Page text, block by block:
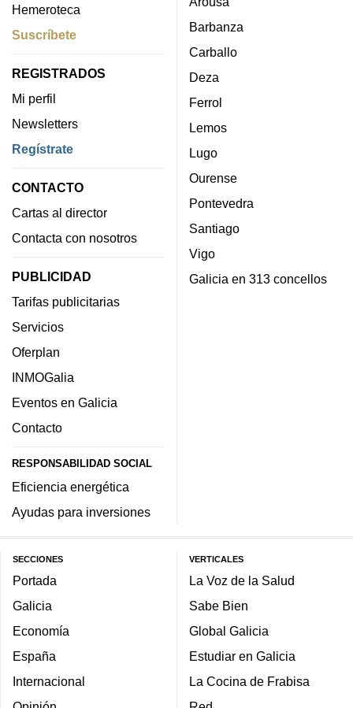
Hemeroteca
Suscríbete
REGISTRADOS
Mi perfil
Newsletters
Regístrate
CONTACTO
Cartas al director
Contacta con nosotros
PUBLICIDAD
Tarifas publicitarias
Servicios
Oferplan
INMOGalia
Eventos en Galicia
Contacto
RESPONSABILIDAD SOCIAL
Eficiencia energética
Ayudas para inversiones
Barbanza
Carballo
Deza
Ferrol
Lemos
Lugo
Ourense
Pontevedra
Santiago
Vigo
Galicia en 313 concellos
SECCIONES
Portada
Galicia
Economía
España
Internacional
VERTICALES
La Voz de la Salud
Sabe Bien
Global Galicia
Estudiar en Galicia
La Cocina de Frabisa